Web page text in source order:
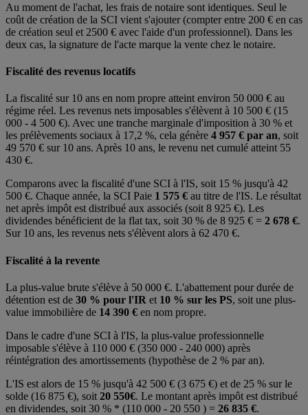
Au moment de l'achat, les frais de notaire sont identiques. Seul le
coût de création de la SCI vient s'ajouter (compter entre 200 € en cas
de création seul et 2500 € avec l'aide d'un professionnel). Dans les
deux cas, la signature de l'acte marque la vente chez le notaire.
Fiscalité des revenus locatifs
La fiscalité sur 10 ans en nom propre atteint environ 50 000 € au
régime réel. Les revenus nets imposables s'élèvent à 10 500 € (15
000 - 4 500 €). Avec une tranche marginale d'imposition à 30 % et
les prélèvements sociaux à 17,2 %, cela génère 4 957 € par an, soit
49 570 € sur 10 ans. Après 10 ans, le revenu net cumulé atteint 55
430 €.
Comparons avec la fiscalité d'une SCI à l'IS, soit 15 % jusqu'à 42
500 €. Chaque année, la SCI Paie 1 575 € au titre de l'IS. Le résultat
net après impôt est distribué aux associés (soit 8 925 €). Les
dividendes bénéficient de la flat tax, soit 30 % de 8 925 € = 2 678 €.
Sur 10 ans, les revenus nets s'élèvent alors à 62 470 €.
Fiscalité à la revente
La plus-value brute s'élève à 50 000 €. L'abattement pour durée de
détention est de 30 % pour l'IR et 10 % sur les PS, soit une plus-
value immobilière de 14 390 € en nom propre.
Dans le cadre d'une SCI à l'IS, la plus-value professionnelle
imposable s'élève à 110 000 € (350 000 - 240 000) après
réintégration des amortissements (hypothèse de 2 % par an).
L'IS est alors de 15 % jusqu'à 42 500 € (3 675 €) et de 25 % sur le
solde (16 875 €), soit 20 550€. Le montant après impôt est distribué
en dividendes, soit 30 % * (110 000 - 20 550 ) = 26 835 €.